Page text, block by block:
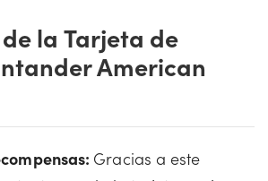
la Tarjeta de
American
Gracias a este